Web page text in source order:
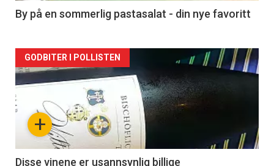
5
By på en sommerlig pastasalat - din nye favoritt
Forsiden
akkurat
nå+
GODBITER I POLLISTEN
Disse vinene er usannsynlig billige